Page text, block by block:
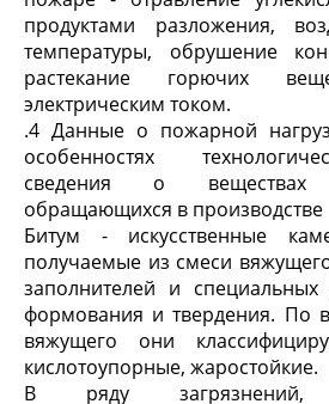
продуктами разложения,
температуры, обрушение
растекание горючих
электрическим током.
.4 Данные о пожарной
особенностях
сведения о
обращающихся в производстве
Битум - искусственные
получаемые из смеси
заполнителей и
формования и твердения. По
вяжущего они
кислотоупорные, жаростойкие.
В ряду